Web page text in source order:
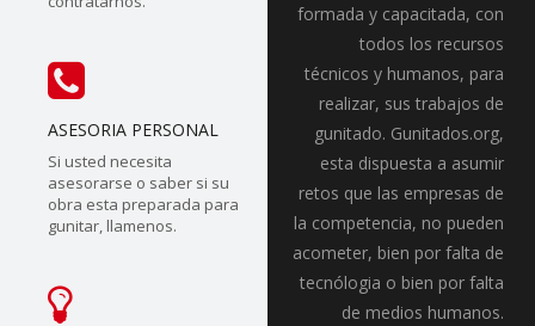
ASESORIA PERSONAL
Si usted necesita
asesorarse o saber si su
obra esta preparada para
gunitar, llamenos.
formada y capacitada, con
todos los recursos
técnicos y humanos, para
realizar, sus trabajos de
gunitado. Gunitados.org,
esta dispuesta a asumir
retos que las empresas de
la competencia, no pueden
acometer, bien por falta de
tecnólogia o bien por falta
de medios humanos.